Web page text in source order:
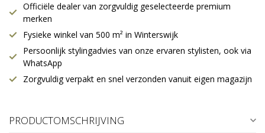
Officiële dealer van zorgvuldig geselecteerde premium
merken
Fysieke winkel van 500 m² in Winterswijk
Persoonlijk stylingadvies van onze ervaren stylisten, ook via
WhatsApp
Zorgvuldig verpakt en snel verzonden vanuit eigen magazijn
PRODUCTOMSCHRIJVING